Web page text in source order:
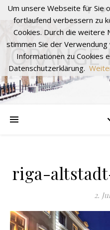
ORANGE
riga-
2.
Um unsere Webseite für Sie
fortlaufend verbessern zu
Cookies. Durch die weitere
stimmen Sie der
Informationen zu Cookies
Datenschutzerklärung.